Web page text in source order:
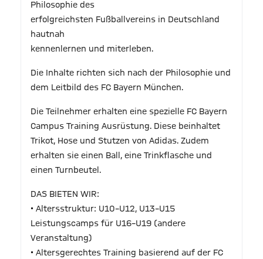
Philosophie des
erfolgreichsten Fußballvereins in Deutschland
hautnah
kennenlernen und miterleben.
Die Inhalte richten sich nach der Philosophie und
dem Leitbild des FC Bayern München.
Die Teilnehmer erhalten eine spezielle FC Bayern
Campus Training Ausrüstung. Diese beinhaltet
Trikot, Hose und Stutzen von Adidas. Zudem
erhalten sie einen Ball, eine Trinkflasche und
einen Turnbeutel.
DAS BIETEN WIR:
• Altersstruktur: U10–U12, U13–U15
Leistungscamps für U16–U19 (andere
Veranstaltung)
• Altersgerechtes Training basierend auf der FC